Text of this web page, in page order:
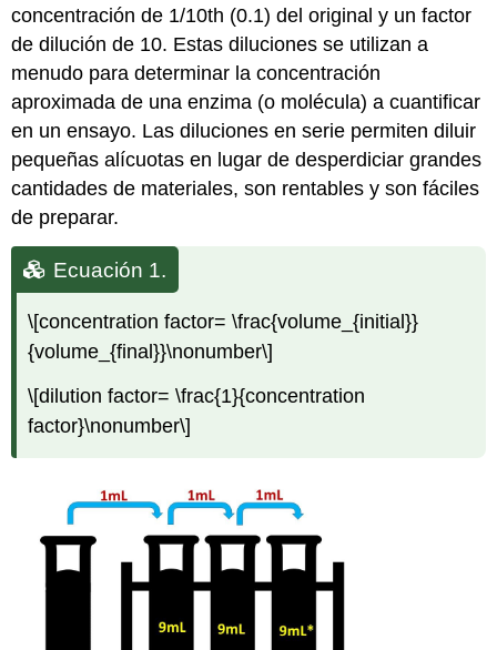
Prep
of
30-
mLs
of
13.6%
Acetate
MATERIALS
Calculations
Procedure
Part
Preparation
of
Standard
Materials
Procedure
Prepare
Stock
Solution
concentración de 1/10th (0.1) del original y un factor
de dilución de 10. Estas diluciones se utilizan a
menudo para determinar la concentración
aproximada de una enzima (o molécula) a cuantificar
en un ensayo. Las diluciones en serie permiten diluir
pequeñas alícuotas en lugar de desperdiciar grandes
cantidades de materiales, son rentables y son fáciles
de preparar.
Ecuación 1.
\[concentration factor= \frac{volume_{initial}}
{volume_{final}}\nonumber\]
\[dilution factor= \frac{1}{concentration
factor}\nonumber\]